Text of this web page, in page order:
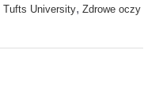
Tufts University, Zdrowe oczy